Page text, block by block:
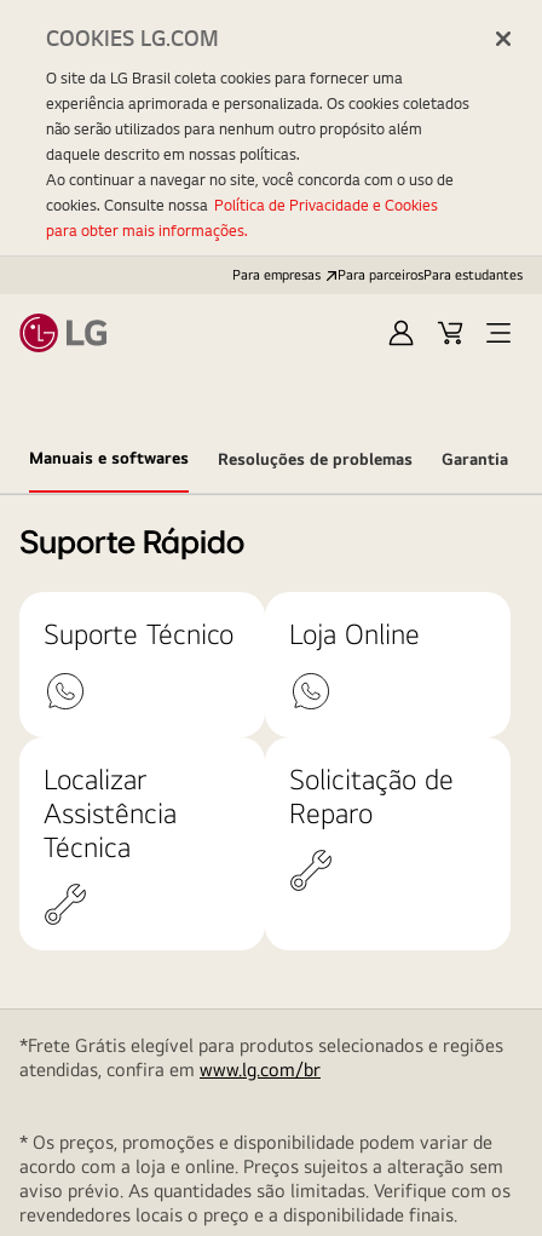
Para empresas Para parceirosPara estudantes
EntrarCarrinhoOpen
Manuais e softwares Resoluções de problemas Garantia
Suporte Rápido
Suporte Técnico Loja Online
Localizar
Assistência
Técnica
Solicitação de
Reparo
*Frete Grátis elegível para produtos selecionados e regiões
atendidas, confira em www.lg.com/br
* Os preços, promoções e disponibilidade podem variar de
acordo com a loja e online. Preços sujeitos a alteração sem
aviso prévio. As quantidades são limitadas. Verifique com os
revendedores locais o preço e a disponibilidade finais.
COOKIES LG.COM
O site da LG Brasil coleta cookies para fornecer uma
experiência aprimorada e personalizada. Os cookies coletados
não serão utilizados para nenhum outro propósito além
daquele descrito em nossas políticas.
Ao continuar a navegar no site, você concorda com o uso de
cookies. Consulte nossa Política de Privacidade e Cookies
para obter mais informações.